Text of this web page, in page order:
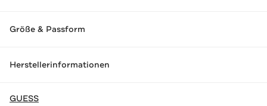
Größe & Passform
Herstellerinformationen
GUESS